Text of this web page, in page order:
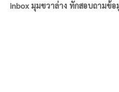
inbox มุมขวาล่าง ทักสอบถามข้อ